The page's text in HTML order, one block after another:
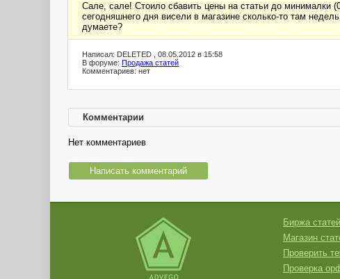
Сале, сале! Стоило сбавить цены на статьи до минималки
сегодняшнего дня висели в магазине сколько-то там
думаете?
Написал: DELETED , 08.05.2012 в 15:58
В форуме: Продажа статей
Комментариев: нет
Комментарии
Нет комментариев
Написать комментарий
Биржа статей
Магазин
Проверить
Проверка